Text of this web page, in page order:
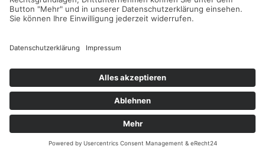
Don Carlos Marbella
27.09.2026
Weiterlesen...